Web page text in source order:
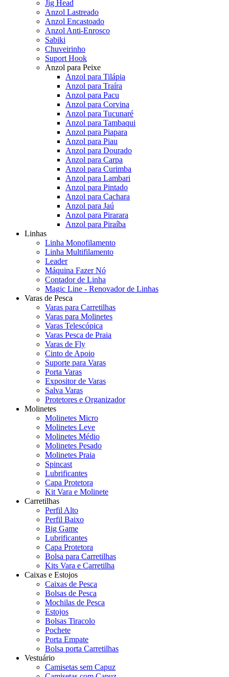
Jig Head
Anzol Lastreado
Anzol Encastoado
Anzol Anti-Enrosco
Sabiki
Chuveirinho
Suport Hook
Anzol para Peixe
Anzol para Tilápia
Anzol para Traíra
Anzol para Pacu
Anzol para Corvina
Anzol para Tucunaré
Anzol para Tambaqui
Anzol para Piapara
Anzol para Piau
Anzol para Dourado
Anzol para Carpa
Anzol para Curimba
Anzol para Lambari
Anzol para Pintado
Anzol para Cachara
Anzol para Jaú
Anzol para Pirarara
Anzol para Piraíba
Linhas
Linha Monofilamento
Linha Multifilamento
Leader
Máquina Fazer Nó
Contador de Linha
Magic Line - Renovador de Linhas
Varas de Pesca
Varas para Carretilhas
Varas para Molinetes
Varas Telescópica
Varas Pesca de Praia
Varas de Fly
Cinto de Apoio
Suporte para Varas
Porta Varas
Expositor de Varas
Salva Varas
Protetores e Organizador
Molinetes
Molinetes Micro
Molinetes Leve
Molinetes Médio
Molinetes Pesado
Molinetes Praia
Spincast
Lubrificantes
Capa Protetora
Kit Vara e Molinete
Carretilhas
Perfil Alto
Perfil Baixo
Big Game
Lubrificantes
Capa Protetora
Bolsa para Carretilhas
Kits Vara e Carretilha
Caixas e Estojos
Caixas de Pesca
Bolsas de Pesca
Mochilas de Pesca
Estojos
Bolsas Tiracolo
Pochete
Porta Empate
Bolsa porta Carretilhas
Vestuário
Camisetas sem Capuz